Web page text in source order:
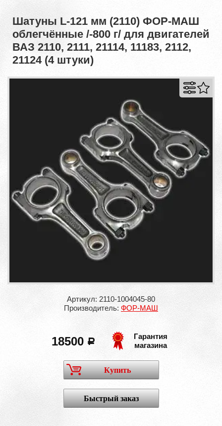
Шатуны L-121 мм (2110) ФОР-МАШ
облегчённые /-800 г/ для двигателей
ВАЗ 2110, 2111, 21114, 11183, 2112,
21124 (4 штуки)
Артикул: 2110-1004045-80
Производитель: ФОР-МАШ
18500 a
Гарантия
магазина
Купить
Быстрый заказ